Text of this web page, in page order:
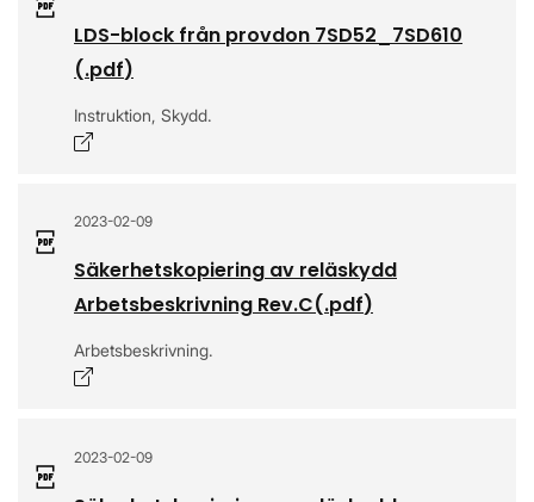
LDS-block från provdon 7SD52_7SD610
(.pdf)
Instruktion, Skydd.
2023-02-09
Säkerhetskopiering av reläskydd
Arbetsbeskrivning Rev.C(.pdf)
Arbetsbeskrivning.
2023-02-09